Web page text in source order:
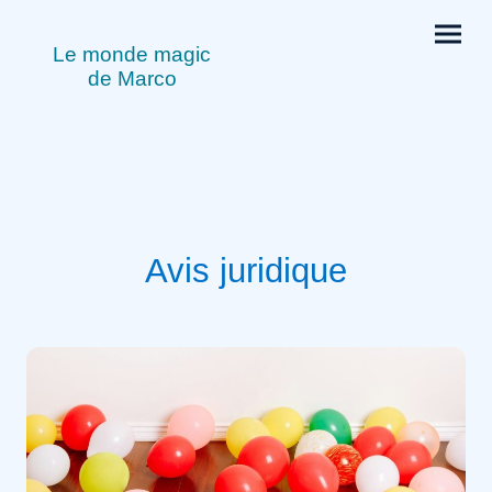
Le monde magic
de Marco
Avis juridique